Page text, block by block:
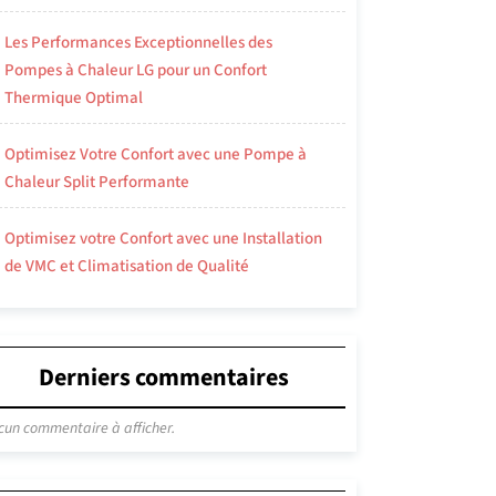
Les Performances Exceptionnelles des
Pompes à Chaleur LG pour un Confort
Thermique Optimal
Optimisez Votre Confort avec une Pompe à
Chaleur Split Performante
Optimisez votre Confort avec une Installation
de VMC et Climatisation de Qualité
Derniers commentaires
commentaire à afficher.